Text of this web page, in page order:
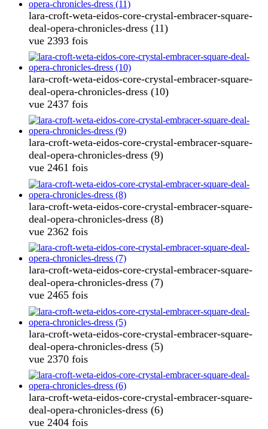
lara-croft-weta-eidos-core-crystal-embracer-square-
deal-opera-chronicles-dress (11)
vue 2393 fois
lara-croft-weta-eidos-core-crystal-embracer-square-
deal-opera-chronicles-dress (10)
vue 2437 fois
lara-croft-weta-eidos-core-crystal-embracer-square-
deal-opera-chronicles-dress (9)
vue 2461 fois
lara-croft-weta-eidos-core-crystal-embracer-square-
deal-opera-chronicles-dress (8)
vue 2362 fois
lara-croft-weta-eidos-core-crystal-embracer-square-
deal-opera-chronicles-dress (7)
vue 2465 fois
lara-croft-weta-eidos-core-crystal-embracer-square-
deal-opera-chronicles-dress (5)
vue 2370 fois
lara-croft-weta-eidos-core-crystal-embracer-square-
deal-opera-chronicles-dress (6)
vue 2404 fois